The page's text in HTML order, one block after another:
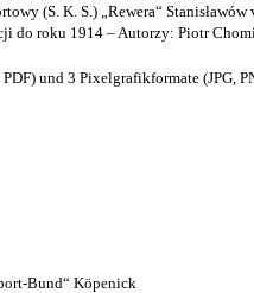
(S. K. S.) „Rewera“ Stanisławów
do roku 1914 – Autorzy: Piotr
und 3 Pixelgrafikformate (JPG,
Bund“ Köpenick